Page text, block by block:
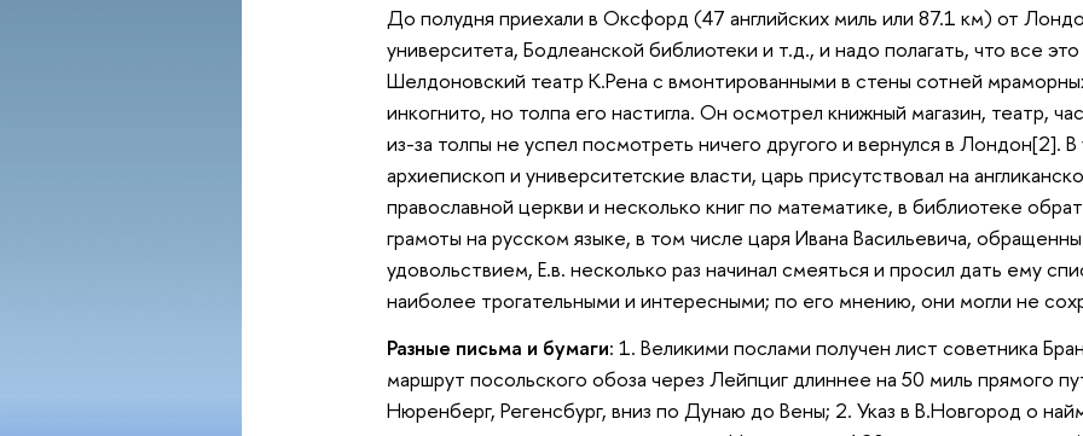
До полудня приехали в Оксфорд (47 английских миль или 87.1 км) от
университета, Бодлеанской библиотеки и т.д., и надо полагать, что все
Шелдоновский театр К.Рена с вмонтированными в стены сотней
инкогнито, но толпа его настигла. Он осмотрел книжный магазин, театр,
из-за толпы не успел посмотреть ничего другого и вернулся в
архиепископ и университетские власти, царь присутствовал на
православной церкви и несколько книг по математике, в библиотеке
грамоты на русском языке, в том числе царя Ивана Васильевича,
удовольствием, Е.в. несколько раз начинал смеяться и просил дать ему
наиболее трогательными и интересными; по его мнению, они могли не
Разные письма и бумаги: 1. Великими послами получен лист советника
маршрут посольского обоза через Лейпциг длиннее на 50 миль прямого
Нюренберг, Регенсбург, вниз по Дунаю до Вены; 2. Указ в В.Новгород о